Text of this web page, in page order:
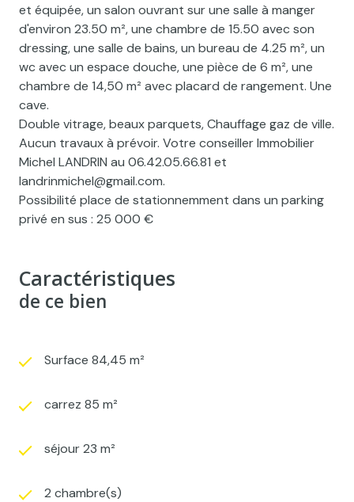
et équipée, un salon ouvrant sur une salle à manger
d'environ 23.50 m², une chambre de 15.50 avec son
dressing, une salle de bains, un bureau de 4.25 m², un
wc avec un espace douche, une pièce de 6 m², une
chambre de 14,50 m² avec placard de rangement. Une
cave.
Double vitrage, beaux parquets, Chauffage gaz de ville.
Aucun travaux à prévoir. Votre conseiller Immobilier
Michel LANDRIN au 06.42.05.66.81 et
landrinmichel@gmail.com.
Possibilité place de stationnemment dans un parking
privé en sus : 25 000 €
Caractéristiques
de ce bien
Surface 84,45 m²
carrez 85 m²
séjour 23 m²
2 chambre(s)